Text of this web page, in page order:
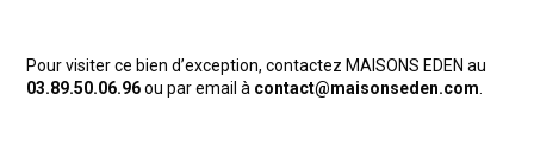
Pour visiter ce bien d’exception, contactez MAISONS EDEN au
03.89.50.06.96ou par email à contact@maisonseden.com